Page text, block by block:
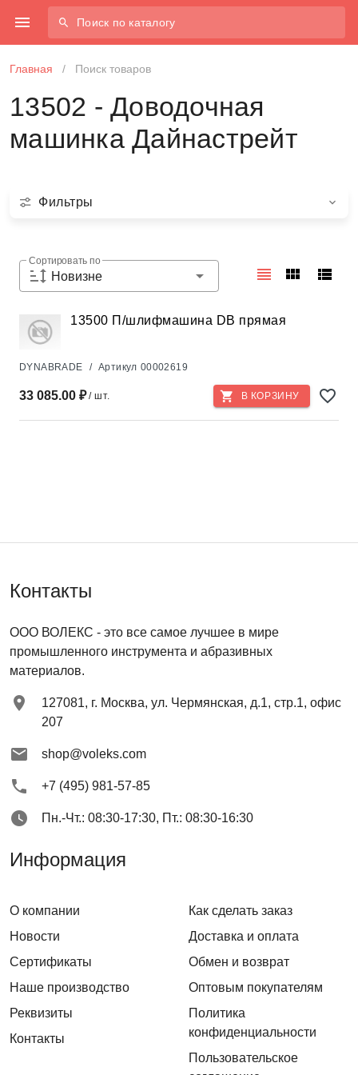
Поиск по каталогу
Главная / Поиск товаров
13502 - Доводочная
машинка Дайнастрейт
Фильтры
Сортировать по
Новизне
13500 П/шлифмашина DB прямая
DYNABRADE / Артикул 00002619
33 085.00 ₽/ шт. В КОРЗИНУ
Контакты
ООО ВОЛЕКС - это все самое лучшее в мире
промышленного инструмента и абразивных
материалов.
127081, г. Москва, ул. Чермянская, д.1, стр.1, офис
207
shop@voleks.com
+7 (495) 981-57-85
Пн.-Чт.: 08:30-17:30, Пт.: 08:30-16:30
Информация
О компании
Новости
Сертификаты
Наше производство
Реквизиты
Контакты
Как сделать заказ
Доставка и оплата
Обмен и возврат
Оптовым покупателям
Политика
конфиденциальности
Пользовательское